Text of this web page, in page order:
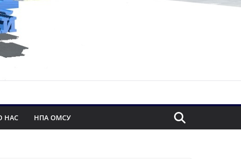
НАС НПА ОМСУ